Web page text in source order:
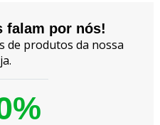
falam por nós!
de produtos da nossa